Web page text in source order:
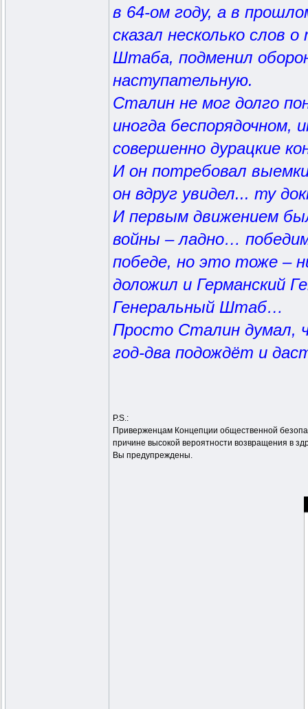
в 64-ом году, а в
сказал несколько слов
Штаба, подменил
наступательную.
Сталин не мог долго
иногда беспорядочном,
совершенно дурацкие
И он потребовал
он вдруг увидел... ту
И первым движением
войны – ладно…
победе, но это тоже –
доложил и Германский
Генеральный Штаб…
Просто Сталин думал,
год-два подождёт и
P.S.:
Приверженцам Концепции общественной
причине высокой вероятности возвращения в
Вы предупреждены.